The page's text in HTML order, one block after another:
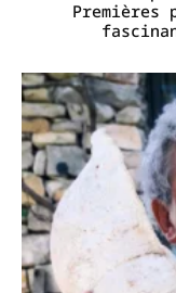
Premières